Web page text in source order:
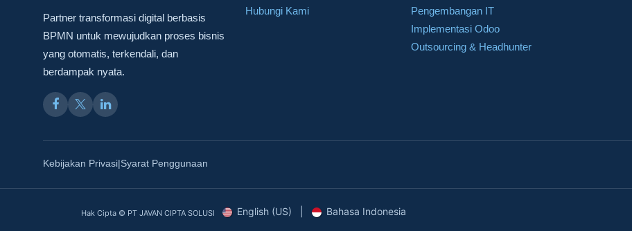
Partner transformasi digital berbasis
BPMN untuk mewujudkan proses bisnis
yang otomatis, terkendali, dan
berdampak nyata.
Hubungi Kami
Pengembangan IT
Implementasi Odoo
Outsourcing & Headhunter
Kebijakan Privasi|Syarat Penggunaan
Hak Cipta © PT JAVAN CIPTA SOLUSI English (US) Bahasa Indonesia